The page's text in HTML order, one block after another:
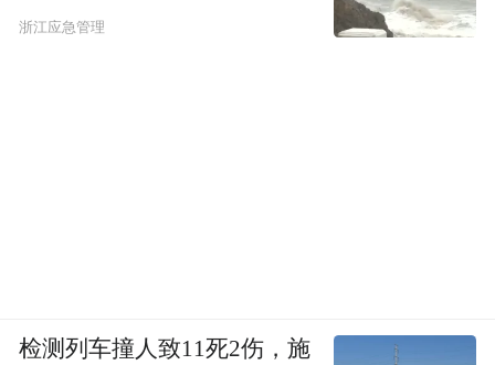
浙江应急管理
检测列车撞人致11死2伤，施